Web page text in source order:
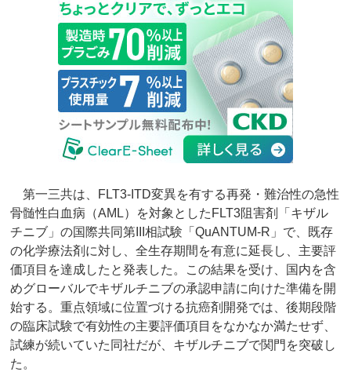
第一三共は、FLT3-ITD変異を有する再発・難治性の急性
骨髄性白血病（AML）を対象としたFLT3阻害剤「キザル
チニブ」の国際共同第III相試験「QuANTUM-R」で、既存
の化学療法剤に対し、全生存期間を有意に延長し、主要評
価項目を達成したと発表した。この結果を受け、国内を含
めグローバルでキザルチニブの承認申請に向けた準備を開
始する。重点領域に位置づける抗癌剤開発では、後期段階
の臨床試験で有効性の主要評価項目をなかなか満たせず、
試練が続いていた同社だが、キザルチニブで関門を突破し
た。